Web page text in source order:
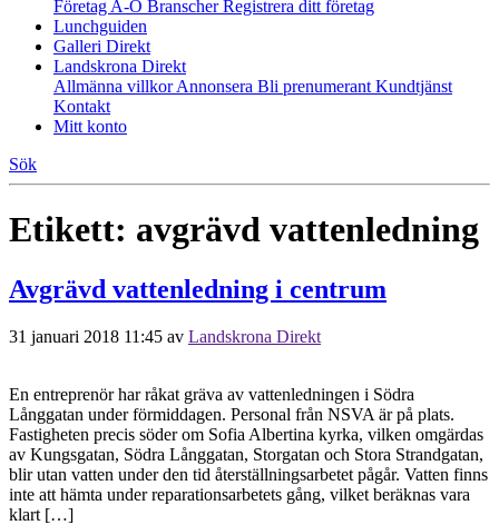
Företag A-Ö BranscherRegistrera ditt företag
Lunchguiden
Galleri Direkt
Landskrona Direkt
Allmänna villkorAnnonsera Bli prenumerant Kundtjänst
Kontakt
Mitt konto
Sök
Etikett: avgrävd vattenledning
Avgrävd vattenledning i centrum
31 januari 2018 11:45 av Landskrona Direkt
En entreprenör har råkat gräva av vattenledningen i Södra
Långgatan under förmiddagen. Personal från NSVA är på plats.
Fastigheten precis söder om Sofia Albertina kyrka, vilken omgärdas
av Kungsgatan, Södra Långgatan, Storgatan och Stora Strandgatan,
blir utan vatten under den tid återställningsarbetet pågår. Vatten finns
inte att hämta under reparationsarbetets gång, vilket beräknas vara
klart […]